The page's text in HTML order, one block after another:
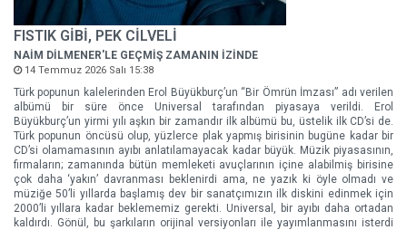
FISTIK GİBİ, PEK CİLVELİ
NAİM DİLMENER'LE GEÇMİŞ ZAMANIN İZİNDE
14 Temmuz 2026 Salı 15:38
Türk popunun kalelerinden Erol Büyükburç’un “Bir Ömrün İmzası” adı verilen
albümü bir süre önce Universal tarafından piyasaya verildi. Erol
Büyükburç’un yirmi yılı aşkın bir zamandır ilk albümü bu, üstelik ilk CD’si de.
Türk popunun öncüsü olup, yüzlerce plak yapmış birisinin bugüne kadar bir
CD’si olamamasının ayıbı anlatılamayacak kadar büyük. Müzik piyasasının,
firmaların; zamanında bütün memleketi avuçlarının içine alabilmiş birisine
çok daha ‘yakın’ davranması beklenirdi ama, ne yazık ki öyle olmadı ve
müziğe 50’li yıllarda başlamış dev bir sanatçımızın ilk diskini edinmek için
2000’li yıllara kadar beklememiz gerekti. Universal, bir ayıbı daha ortadan
kaldırdı. Gönül, bu şarkıların orijinal versiyonları ile yayımlanmasını isterdi